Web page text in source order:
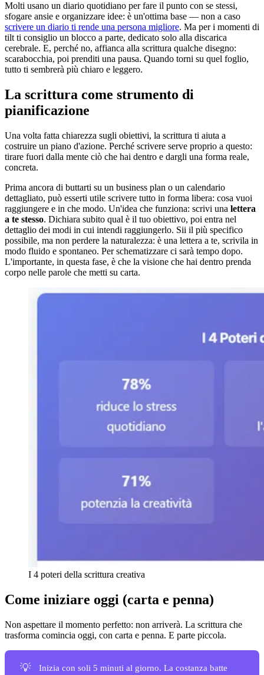
Molti usano un diario quotidiano per fare il punto con se stessi,
sfogare ansie e organizzare idee: è un'ottima base — non a caso
scrivere un diario ti rende una persona migliore. Ma per i momenti di
tilt ti consiglio un blocco a parte, dedicato solo alla discarica
cerebrale. E, perché no, affianca alla scrittura qualche disegno:
scarabocchia, poi prenditi una pausa. Quando torni su quel foglio,
tutto ti sembrerà più chiaro e leggero.
La scrittura come strumento di
pianificazione
Una volta fatta chiarezza sugli obiettivi, la scrittura ti aiuta a
costruire un piano d'azione. Perché scrivere serve proprio a questo:
tirare fuori dalla mente ciò che hai dentro e dargli una forma reale,
concreta.
Prima ancora di buttarti su un business plan o un calendario
dettagliato, può esserti utile scrivere tutto in forma libera: cosa vuoi
raggiungere e in che modo. Un'idea che funziona: scrivi una lettera
a te stesso. Dichiara subito qual è il tuo obiettivo, poi entra nel
dettaglio dei modi in cui intendi raggiungerlo. Sii il più specifico
possibile, ma non perdere la naturalezza: è una lettera a te, scrivila in
modo fluido e spontaneo. Per schematizzare ci sarà tempo dopo.
L'importante, in questa fase, è che la visione che hai dentro prenda
corpo nelle parole che metti su carta.
I 4 poteri della scrittura creativa
Come iniziare oggi (carta e penna)
Non aspettare il momento perfetto: non arriverà. La scrittura che
trasforma comincia oggi, con carta e penna. E parte piccola.
💡
Inizia con soli 5 minuti al giorno. La costanza batte